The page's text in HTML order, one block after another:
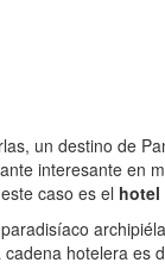
un destino de
interesante en
caso es el hotel
hotelera es